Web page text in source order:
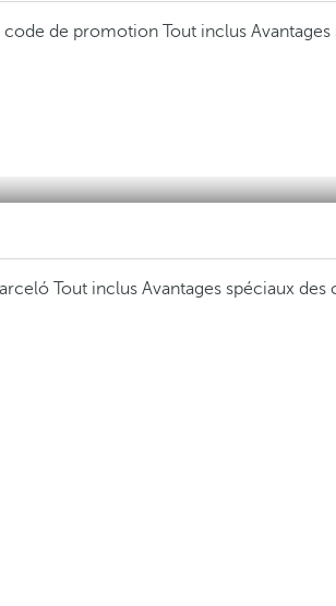
code de promotion Tout inclus
Tout inclus Avantages spéciaux des